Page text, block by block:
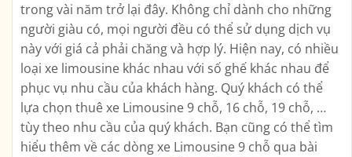
trong vài năm trở lại đây. Không chỉ dành cho những
người giàu có, mọi người đều có thể sử dụng dịch vụ
này với giá cả phải chăng và hợp lý. Hiện nay, có nhiều
loại xe limousine khác nhau với số ghế khác nhau để
phục vụ nhu cầu của khách hàng. Quý khách có thể
lựa chọn thuê xe Limousine 9 chỗ, 16 chỗ, 19 chỗ, …
tùy theo nhu cầu của quý khách. Bạn cũng có thể tìm
hiểu thêm về các dòng xe Limousine 9 chỗ qua bài